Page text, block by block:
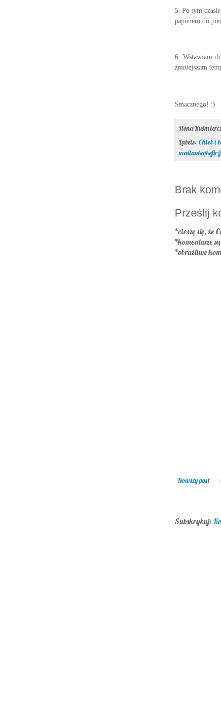
5. Po tym
papierem do
6. Wstawiam
zmniejszam
Smacznego! :)
Ilona
Labels: Chleb i
maślanka/
Brak
Prześlij
*cieszę się, że
*komentarze
*obraźliwe
Nowszy post
Subskrybuj: